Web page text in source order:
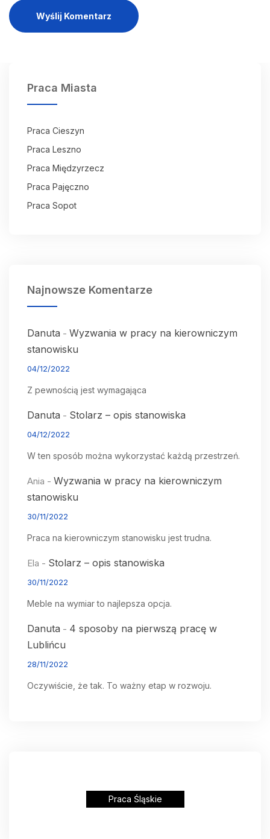
Wyślij Komentarz
Praca Miasta
Praca Cieszyn
Praca Leszno
Praca Międzyrzecz
Praca Pajęczno
Praca Sopot
Najnowsze Komentarze
Danuta - Wyzwania w pracy na kierowniczym
stanowisku
04/12/2022
Z pewnością jest wymagająca
Danuta - Stolarz – opis stanowiska
04/12/2022
W ten sposób można wykorzystać każdą przestrzeń.
Ania - Wyzwania w pracy na kierowniczym
stanowisku
30/11/2022
Praca na kierowniczym stanowisku jest trudna.
Ela - Stolarz – opis stanowiska
30/11/2022
Meble na wymiar to najlepsza opcja.
Danuta - 4 sposoby na pierwszą pracę w
Lublińcu
28/11/2022
Oczywiście, że tak. To ważny etap w rozwoju.
Praca Śląskie